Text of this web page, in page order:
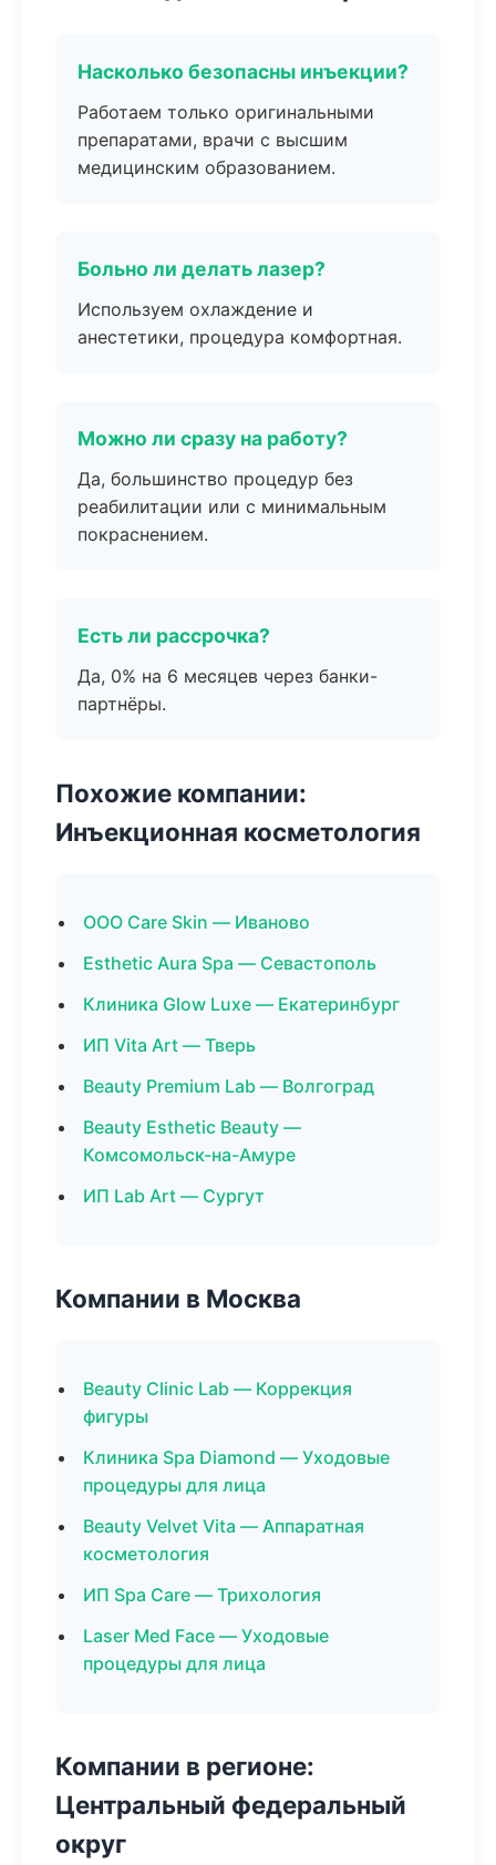
Насколько безопасны инъекции?
Работаем только оригинальными
препаратами, врачи с высшим
медицинским образованием.
Больно ли делать лазер?
Используем охлаждение и
анестетики, процедура комфортная.
Можно ли сразу на работу?
Да, большинство процедур без
реабилитации или с минимальным
покраснением.
Есть ли рассрочка?
Да, 0% на 6 месяцев через банки-
партнёры.
Похожие компании:
Инъекционная косметология
ООО Care Skin — Иваново
Esthetic Aura Spa — Севастополь
Клиника Glow Luxe — Екатеринбург
ИП Vita Art — Тверь
Beauty Premium Lab — Волгоград
Beauty Esthetic Beauty —
Комсомольск-на-Амуре
ИП Lab Art — Сургут
Компании в Москва
Beauty Clinic Lab — Коррекция
фигуры
Клиника Spa Diamond — Уходовые
процедуры для лица
Beauty Velvet Vita — Аппаратная
косметология
ИП Spa Care — Трихология
Laser Med Face — Уходовые
процедуры для лица
Компании в регионе:
Центральный федеральный
округ